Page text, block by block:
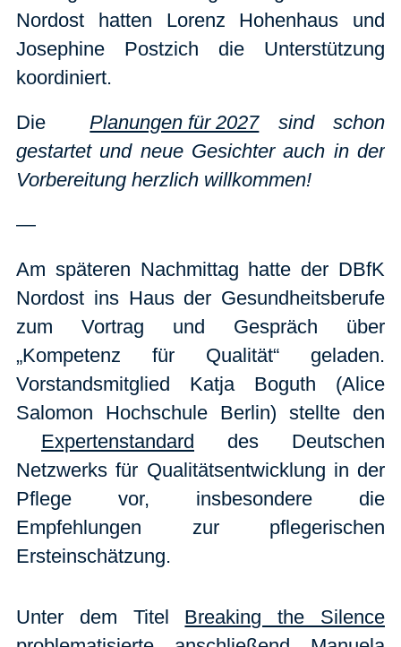
Nordost hatten Lorenz Hohenhaus und
Josephine Postzich die Unterstützung
koordiniert.
Die
Planungen für 2027sind schon
gestartet und neue Gesichter auch in der
Vorbereitung herzlich willkommen!
—
Am späteren Nachmittag hatte der DBfK
Nordost ins Haus der Gesundheitsberufe
zum Vortrag und Gespräch über
„Kompetenz für Qualität“ geladen.
Vorstandsmitglied Katja Boguth (Alice
Salomon Hochschule Berlin) stellte den
Expertenstandard des Deutschen
Netzwerks für Qualitätsentwicklung in der
Pflege vor, insbesondere die
Empfehlungen zur pflegerischen
Ersteinschätzung.
Unter dem Titel Breaking the Silence